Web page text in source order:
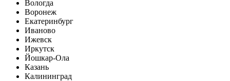
Вологда
Воронеж
Екатеринбург
Иваново
Ижевск
Иркутск
Йошкар-Ола
Казань
Калининград